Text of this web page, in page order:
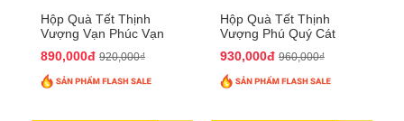
Hộp Quà Tết Thịnh
Vượng Vạn Phúc Vạn
890,000đ 920,000₫
Hộp Quà Tết Thịnh
Vượng Phú Quý Cát
930,000đ 960,000₫